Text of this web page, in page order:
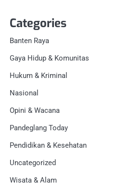
Categories
Banten Raya
Gaya Hidup & Komunitas
Hukum & Kriminal
Nasional
Opini & Wacana
Pandeglang Today
Pendidikan & Kesehatan
Uncategorized
Wisata & Alam